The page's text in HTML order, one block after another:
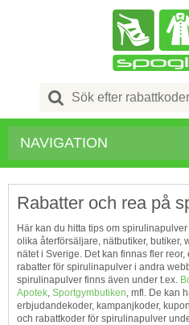
Search
for:
NAVIGATION
Rabatter och rea på
Här kan du hitta tips om
olika återförsäljare, nätbutiker, butiker,
nätet i Sverige. Det kan finnas fler
rabatter för spirulinapulver i andra
spirulinapulver finns även under t.ex.
Apotek, Sportgymbutiken, mfl. De kan
erbjudandekoder, kampanjkoder,
och rabattkoder för spirulinapulver